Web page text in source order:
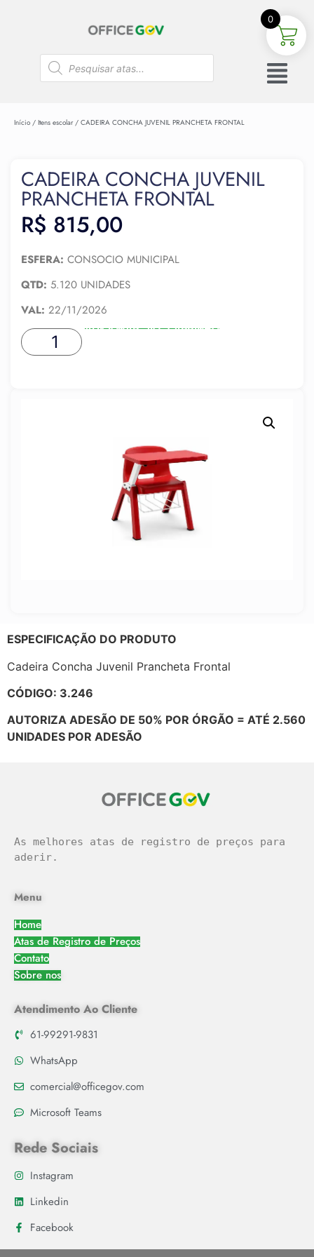
Início / Itens escolar/ CADEIRA CONCHA JUVENIL PRANCHETA FRONTAL
CADEIRA CONCHA JUVENIL
PRANCHETA FRONTAL
R$ 815,00
ESFERA: CONSOCIO MUNICIPAL
QTD: 5.120 UNIDADES
VAL: 22/11/2026
ADICIONAR AO CARRINHO
ESPECIFICAÇÃO DO PRODUTO
Cadeira Concha Juvenil Prancheta Frontal
CÓDIGO: 3.246
AUTORIZA ADESÃO DE 50% POR ÓRGÃO = ATÉ 2.560
UNIDADES POR ADESÃO
As melhores atas de registro de preços para
aderir.
Menu
Home
Atas de Registro de Preços
Contato
Sobre nos
Atendimento Ao Cliente
61-99291-9831
WhatsApp
comercial@officegov.com
Microsoft Teams
Rede Sociais
Instagram
Linkedin
Facebook
0